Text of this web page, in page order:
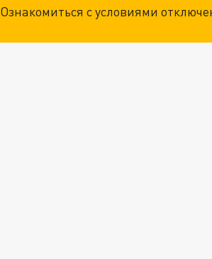
Ознакомиться с условиями